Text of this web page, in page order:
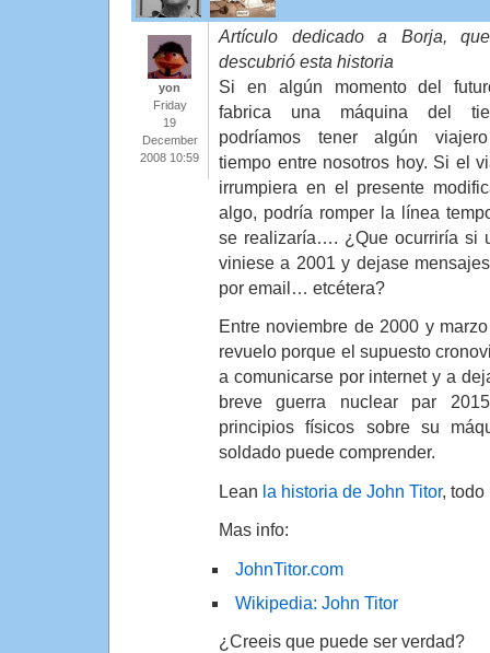
yon
Friday
19
December
2008 10:59
Artículo dedicado a Borja,
descubrió esta historia
Si en algún momento del
fabrica una máquina del
podríamos tener algún
tiempo entre nosotros hoy. Si el
irrumpiera en el presente
algo, podría romper la línea
se realizaría…. ¿Que ocurriría si
viniese a 2001 y dejase
por email… etcétera?
Entre noviembre de 2000 y
revuelo porque el supuesto
a comunicarse por internet y a
breve guerra nuclear par
principios físicos sobre su
soldado puede comprender.
Lean la historia de John Titor, todo
Mas info:
JohnTitor.com
Wikipedia: John Titor
¿Creeis que puede ser verdad?